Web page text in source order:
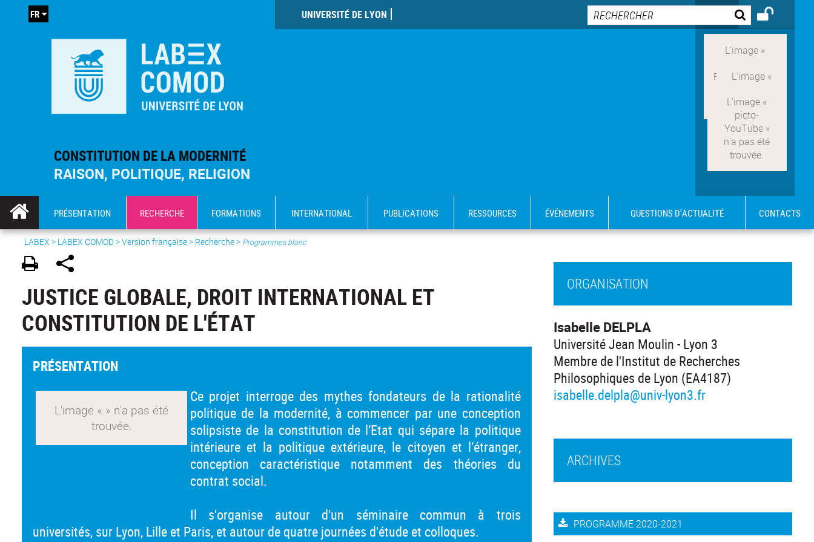
CONSTITUTION DE LA MODERNITÉ
RAISON, POLITIQUE, RELIGION
UNIVERSITÉ DE LYON
FR
PRÉSENTATION RECHERCHE FORMATIONS INTERNATIONAL PUBLICATIONS RESSOURCES ÉVÉNEMENTS QUESTIONS D'ACTUALITÉ CONTACTS
LABEX > LABEX COMOD>Version française> Recherche > Programmes blanc
JUSTICE GLOBALE, DROIT INTERNATIONAL ET
CONSTITUTION DE L'ÉTAT
PRÉSENTATION
Ce projet interroge des mythes fondateurs de la rationalité
politique de la modernité, à commencer par une conception
solipsiste de la constitution de l’Etat qui sépare la politique
intérieure et la politique extérieure, le citoyen et l’étranger,
conception caractéristique notamment des théories du
contrat social.
Il s'organise autour d'un séminaire commun à trois
universités, sur Lyon, Lille et Paris, et autour de quatre journées d'étude et colloques.
ORGANISATION
Isabelle DELPLA
Université Jean Moulin - Lyon 3
Membre de l'Institut de Recherches
Philosophiques de Lyon (EA4187)
isabelle.delpla@univ-lyon3.fr
ARCHIVES
PROGRAMME 2020-2021